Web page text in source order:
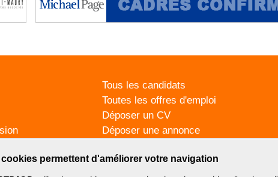
cookies permettent d'améliorer votre navigation
Tous les candidats
Toutes les offres d'emploi
Déposer un CV
Déposer une annonce